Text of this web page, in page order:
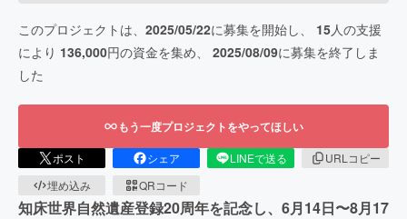
このプロジェクトは、 2025/05/22に募集を開始し、 15人の支援
により 136,000円の資金を集め、 2025/08/09に募集を終了しま
した
もう一度プロジェクトをやってほしい
ポスト シェア LINEで送る
URLコピー
埋め込み
QRコード
知床世界自然遺産登録20周年を記念し、6月14日〜8月17